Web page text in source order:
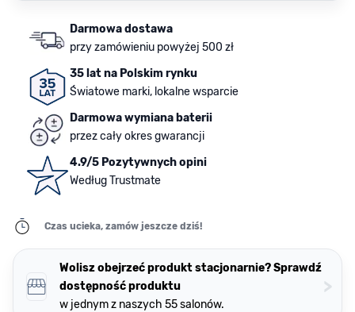
Darmowa dostawa
przy zamówieniu powyżej 500 zł
35 lat na Polskim rynku
Światowe marki, lokalne wsparcie
Darmowa wymiana baterii
przez cały okres gwarancji
4.9/5 Pozytywnych opini
Według Trustmate
Czas ucieka, zamów jeszcze dziś!
Wolisz obejrzeć produkt stacjonarnie? Sprawdź
dostępność produktu
w jednym z naszych 55 salonów.
>